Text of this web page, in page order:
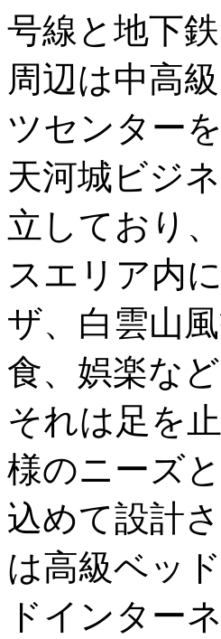
号線と地下
周辺は中高
ツセンター
天河城ビジ
立しており
スエリア内
ザ、白雲山
食、娯楽な
それは足を
様のニーズ
込めて設計
は高級ベッ
ドインター